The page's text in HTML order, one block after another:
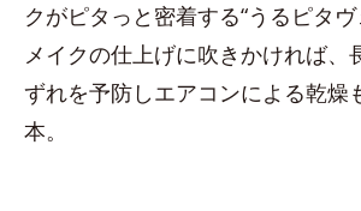
クがピタっと密着する“うるピタヴ
メイクの仕上げに吹きかければ、
ずれを予防しエアコンによる乾燥
本。